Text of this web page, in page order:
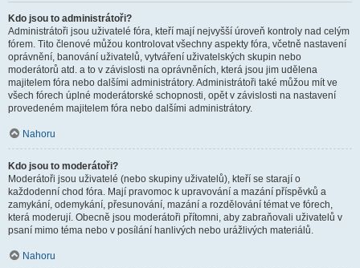
Kdo jsou to administrátoři?
Administrátoři jsou uživatelé fóra, kteří mají nejvyšší úroveň kontroly nad celým
fórem. Tito členové můžou kontrolovat všechny aspekty fóra, včetně nastavení
oprávnění, banování uživatelů, vytváření uživatelských skupin nebo
moderátorů atd. a to v závislosti na oprávněních, která jsou jim udělena
majitelem fóra nebo dalšími administrátory. Administrátoři také můžou mít ve
všech fórech úplné moderátorské schopnosti, opět v závislosti na nastavení
provedeném majitelem fóra nebo dalšími administrátory.
Nahoru
Kdo jsou to moderátoři?
Moderátoři jsou uživatelé (nebo skupiny uživatelů), kteří se starají o
každodenní chod fóra. Mají pravomoc k upravování a mazání příspěvků a
zamykání, odemykání, přesunování, mazání a rozdělování témat ve fórech,
která moderují. Obecně jsou moderátoři přítomni, aby zabraňovali uživatelů v
psaní mimo téma nebo v posílání hanlivých nebo urážlivých materiálů.
Nahoru